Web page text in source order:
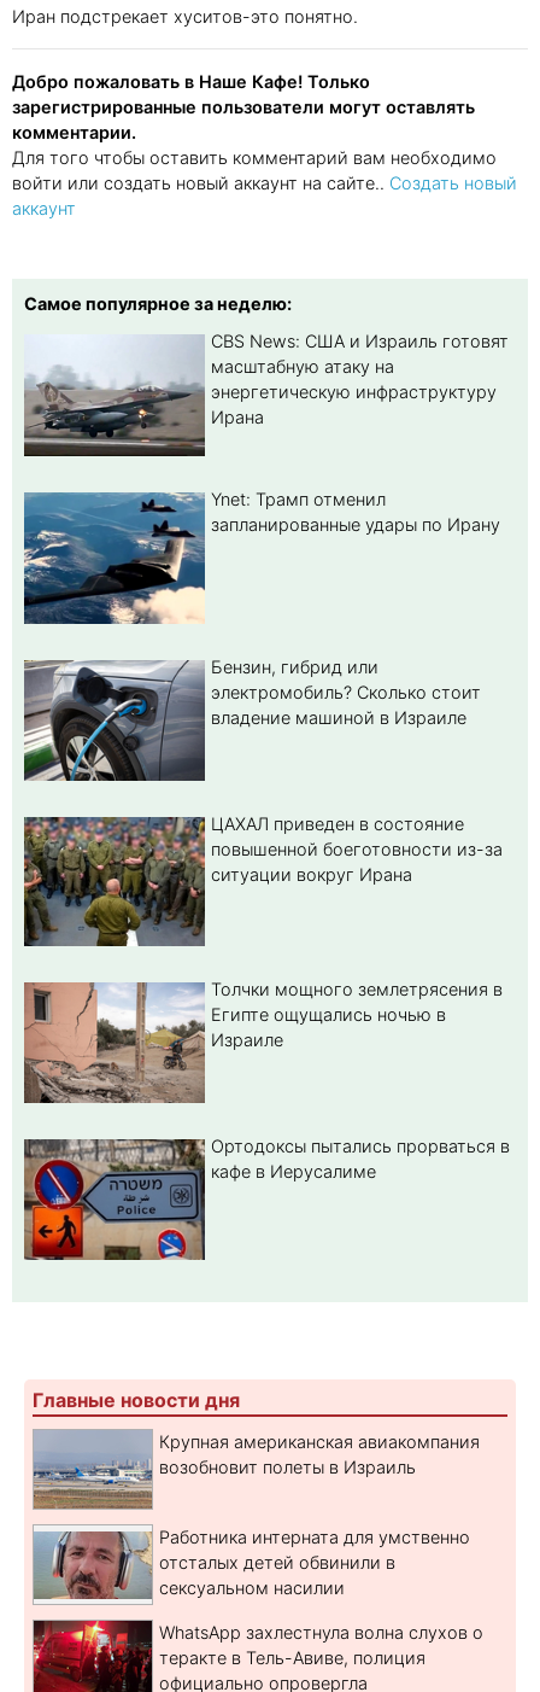
Иран подстрекает хуситов-это понятно.
Добро пожаловать в Наше Кафе! Только
зарегистрированные пользователи могут оставлять
комментарии.
Для того чтобы оставить комментарий вам необходимо
войти или создать новый аккаунт на сайте.. Создать новый
аккаунт
Самое популярное за неделю:
CBS News: США и Израиль готовят
масштабную атаку на
энергетическую инфраструктуру
Ирана
Ynet: Трамп отменил
запланированные удары по Ирану
Бензин, гибрид или
электромобиль? Cколько стоит
владение машиной в Израиле
ЦАХАЛ приведен в состояние
повышенной боеготовности из-за
ситуации вокруг Ирана
Толчки мощного землетрясения в
Египте ощущались ночью в
Израиле
Ортодоксы пытались прорваться в
кафе в Иерусалиме
Главные новости дня
Крупная американская авиакомпания
возобновит полеты в Израиль
Работника интерната для умственно
отсталых детей обвинили в
сексуальном насилии
WhatsApp захлестнула волна слухов о
теракте в Тель-Авиве, полиция
официально опровергла